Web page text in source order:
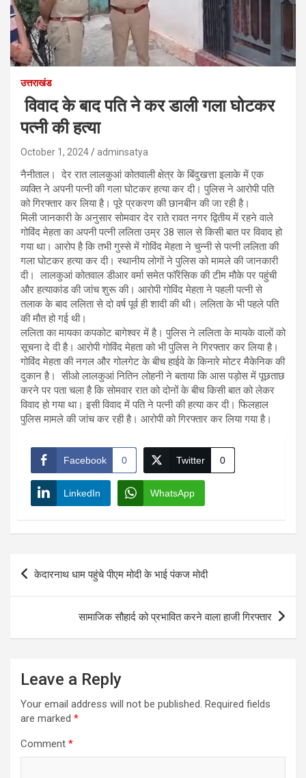
उत्तराखंड
विवाद के बाद पति ने कर डाली गला घोटकर
पत्नी की हत्या
October 1, 2024 adminsatya
नैनीताल। देर रात लालकुआं कोतवाली क्षेत्र के बिंदुखत्ता इलाके में एक
व्यक्ति ने अपनी पत्नी की गला घोटकर हत्या कर दी। पुलिस ने आरोपी पति
को गिरफ्तार कर लिया है। पूरे प्रकरण की छानबीन की जा रही है।
मिली जानकारी के अनुसार सोमवार देर राते रावत नगर द्वितीय में रहने वाले
गोविंद मेहता का अपनी पत्नी ललिता उम्र 38 साल से किसी बात पर विवाद हो
गया था। आरोप है कि तभी गुस्से में गोविंद मेहता ने चुन्नी से पत्नी ललिता की
गला घोटकर हत्या कर दी। स्थानीय लोगों ने पुलिस को मामले की जानकारी
दी। लालकुआं कोतवाल डीआर वर्मा समेत फॉरेंसिक की टीम मौके पर पहुंची
और हत्याकांड की जांच शुरू की। आरोपी गोविंद मेहता ने पहली पत्नी से
तलाक के बाद ललिता से दो वर्ष पूर्व ही शादी की थी। ललिता के भी पहले पति
की मौत हो गई थी।
ललिता का मायका कपकोट बागेश्वर में है। पुलिस ने ललिता के मायके वालों को
सूचना दे दी है। आरोपी गोविंद मेहता को भी पुलिस ने गिरफ्तार कर लिया है।
गोविंद मेहता की नगल और गोलगेट के बीच हाईवे के किनारे मोटर मैकेनिक की
दुकान है। सीओ लालकुआं नितिन लोहनी ने बताया कि आस पड़ोस में पूछताछ
करने पर पता चला है कि सोमवार रात को दोनों के बीच किसी बात को लेकर
विवाद हो गया था। इसी विवाद में पति ने पत्नी की हत्या कर दी। फिलहाल
पुलिस मामले की जांच कर रही है। आरोपी को गिरफ्तार कर लिया गया है।
Facebook 0 Twitter 0
LinkedIn WhatsApp
Post
केदारनाथ धाम पहुंचे पीएम मोदी के भाई पंकज मोदी
सामाजिक सौहार्द को प्रभावित करने वाला हाजी गिरफ्तार
Leave a Reply
Your email address will not be published. Required fields
are marked *
Comment *